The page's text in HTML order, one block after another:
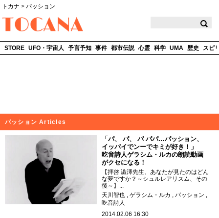
トカナ > パッション
STORE UFO・宇宙人 予言予知 事件 都市伝説 心霊 科学 UMA 歴史 スピ
パッション Articles
「パ、 パ、 パ パパ…パッション、
イッパイでンーでキミが好き！」
吃音詩人ゲラシム・ルカの朗読動画
がクセになる！
【拝啓 澁澤先生、あなたが見たのはどん
な夢ですか？～シュルレアリスム、その
後～】...
天川智也
ゲラシム・ルカ
パッション
吃音詩人
2014.02.06 16:30